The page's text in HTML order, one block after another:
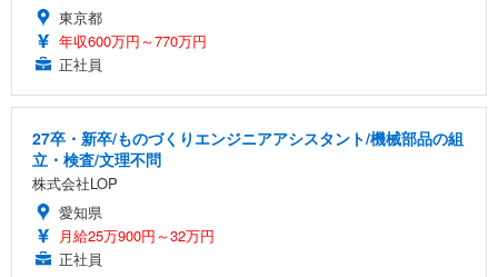
東京都
年収600万円～770万円
正社員
27卒・新卒/ものづくりエンジニアアシスタント/機械部品の組
立・検査/文理不問
株式会社LOP
愛知県
月給25万900円～32万円
正社員